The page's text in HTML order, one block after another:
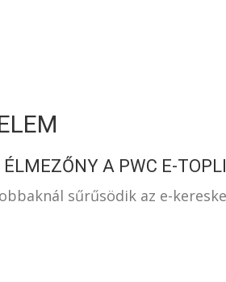
A PWC E-
sűrűsödik az e-